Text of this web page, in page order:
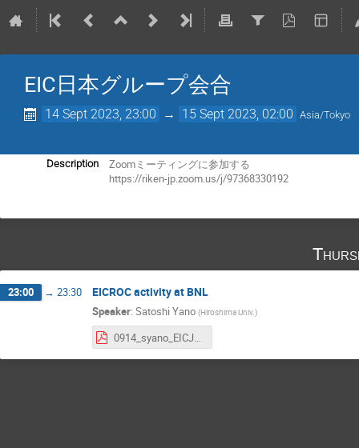
EIC日本グループ会合
14 Sept 2023, 23:00 → 15 Sept 2023, 02:00 Asia/Tokyo
Description
Zoomミーティングに参加する
https://riken-jp.zoom.us/j/97368330192
23:00 → 23:30 EICROC activity at BNL
Speaker: Satoshi Yano (Hiroshima Univ.)
0914_syano_EICJapan.pdf